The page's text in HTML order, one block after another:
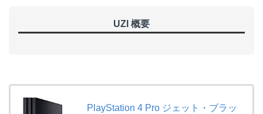
UZI 概要
PlayStation 4 Pro ジェット・ブラッ